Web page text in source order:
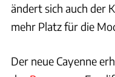
ändert sich auch der
mehr Platz für die
Der neue Cayenne